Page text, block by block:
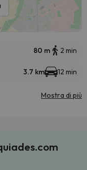
80 m 2 min
3.7 km 12 min
Mostra di più